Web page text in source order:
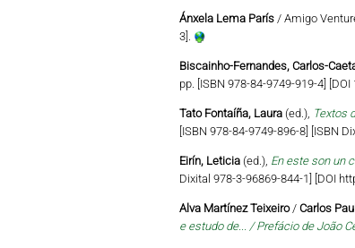
Ánxela Lema París/ Amigo
3].
Biscainho-Fernandes, Carlos-
pp. [ISBN 978-84-9749-919-4]
Tato Fontaíña, Laura(ed.), Textos
[ISBN 978-84-9749-896-8] [ISBN
Eirín, Leticia (ed.), En este son un
Dixital 978-3-96869-844-1] [DOI
Alva Martínez Teixeiro/ Carlos
e estudo de... / Prefácio de João